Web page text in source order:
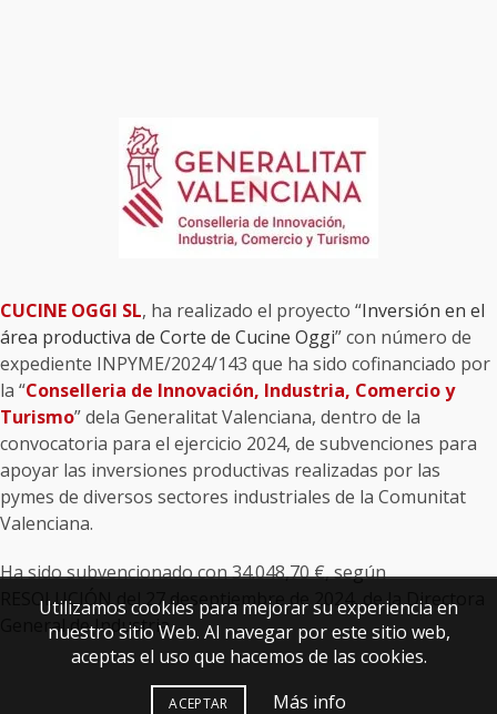
CUCINE OGGI SL, ha realizado el proyecto “Inversión en el
área productiva de Corte de Cucine Oggi” con número de
expediente INPYME/2024/143 que ha sido cofinanciado por
la “Conselleria de Innovación, Industria, Comercio y
Turismo” dela Generalitat Valenciana, dentro de la
convocatoria para el ejercicio 2024, de subvenciones para
apoyar las inversiones productivas realizadas por las
pymes de diversos sectores industriales de la Comunitat
Valenciana.
Ha sido subvencionado con 34.048,70 €, según
RESOLUCIÓN del 27 deseptiembre de 2024, de la Directora
General de Industria.
Utilizamos cookies para mejorar su experiencia en
nuestro sitio Web. Al navegar por este sitio web,
aceptas el uso que hacemos de las cookies.
ACEPTAR Más info